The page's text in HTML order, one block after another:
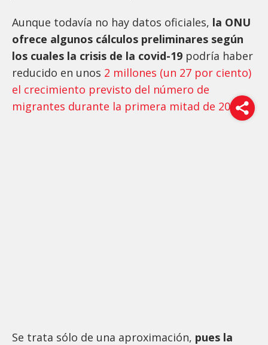
Aunque todavía no hay datos oficiales, la ONU
ofrece algunos cálculos preliminares según
los cuales la crisis de la covid-19 podría haber
reducido en unos 2 millones (un 27 por ciento)
el crecimiento previsto del número de
migrantes durante la primera mitad de 2020.
Se trata sólo de una aproximación, pues la